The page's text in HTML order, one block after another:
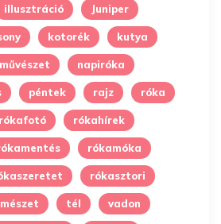
illusztráció Juniper
kotorék kutya
művészet napiróka
péntek rajz róka
rókafotó rókahírek
rókamóka
rókasztori
tél vadon